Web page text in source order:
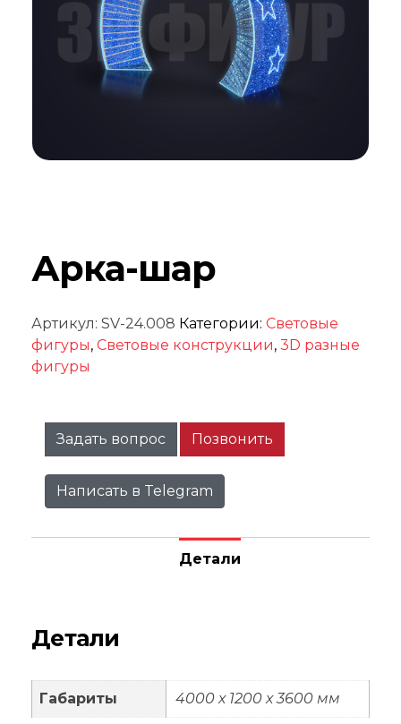
Арка-шар
Артикул: SV-24.008 Категории: Световые
фигуры, Световые конструкции, 3D разные
фигуры
Задать вопрос Позвонить
Написать в Telegram
Детали
Детали
Габариты 4000 х 1200 х 3600 мм